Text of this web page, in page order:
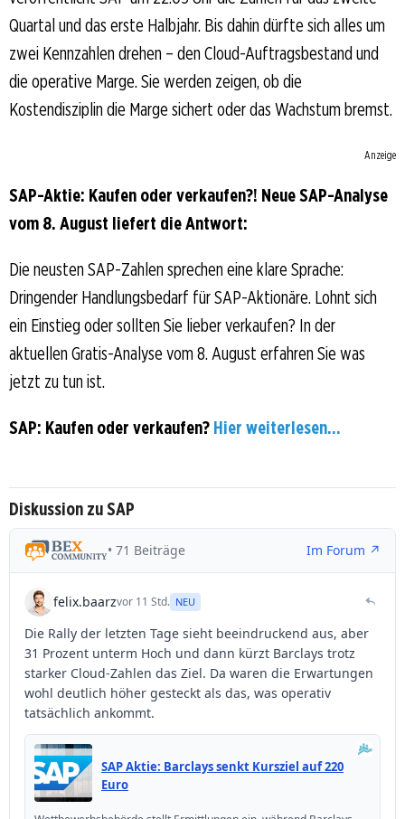
Quartal und das erste Halbjahr. Bis dahin dürfte sich alles um
zwei Kennzahlen drehen – den Cloud-Auftragsbestand und
die operative Marge. Sie werden zeigen, ob die
Kostendisziplin die Marge sichert oder das Wachstum bremst.
Anzeige
SAP-Aktie: Kaufen oder verkaufen?! Neue SAP-Analyse
vom 8. August liefert die Antwort:
Die neusten SAP-Zahlen sprechen eine klare Sprache:
Dringender Handlungsbedarf für SAP-Aktionäre. Lohnt sich
ein Einstieg oder sollten Sie lieber verkaufen? In der
aktuellen Gratis-Analyse vom 8. August erfahren Sie was
jetzt zu tun ist.
SAP: Kaufen oder verkaufen? Hier weiterlesen...
Diskussion zu SAP